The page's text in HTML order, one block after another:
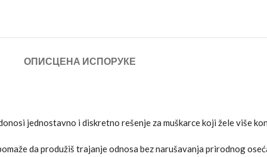
ОПИСЦЕНА ИСПОРУКЕ
jednostavno i diskretno rešenje za muškarce koji žele više
da produžiš trajanje odnosa bez narušavanja prirodnog